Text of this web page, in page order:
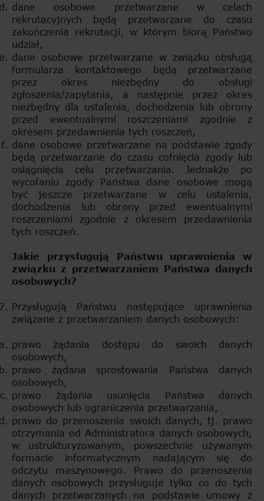
dane osobowe przetwarzane w celach
rekrutacyjnych będą przetwarzane do czasu
zakończenia rekrutacji, w którym biorą Państwo
udział,
dane osobowe przetwarzane w związku obsługą
formularza kontaktowego będą przetwarzane
przez okres niezbędny do obsługi
zgłoszenia/zapytania, a następnie przez okres
niezbędny dla ustalenia, dochodzenia lub obrony
przed ewentualnymi roszczeniami zgodnie z
okresem przedawnienia tych roszczeń,
dane osobowe przetwarzane na podstawie zgody
będą przetwarzane do czasu cofnięcia zgody lub
osiągnięcia celu przetwarzania. Jednakże po
wycofaniu zgody Państwa dane osobowe mogą
być jeszcze przetwarzane w celu ustalenia,
dochodzenia lub obrony przed ewentualnymi
roszczeniami zgodnie z okresem przedawnienia
tych roszczeń.
Jakie przysługują Państwu uprawnienia w
związku z przetwarzaniem Państwa danych
osobowych?
Przysługują Państwu następujące uprawnienia
związane z przetwarzaniem danych osobowych:
prawo żądania dostępu do swoich danych
osobowych,
prawo żądana sprostowania Państwa danych
osobowych,
prawo żądania usunięcia Państwa danych
osobowych lub ograniczenia przetwarzania,
prawo do przenoszenia swoich danych, tj. prawo
otrzymania od Administratora danych osobowych,
w ustrukturyzowanym, powszechnie używanym
formacie informatycznym nadającym się do
odczytu maszynowego. Prawo do przenoszenia
danych osobowych przysługuje tylko co do tych
danych przetwarzanych na podstawie umowy z